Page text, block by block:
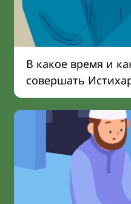
В какое время и
совершать